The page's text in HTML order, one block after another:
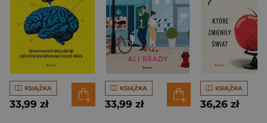
KSIĄŻKA
33,99 zł
KSIĄŻKA
33,99 zł
KSIĄŻKA
36,26 zł